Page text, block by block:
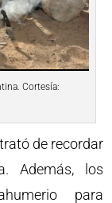
Cortesía:
de recordar
Además, los
para